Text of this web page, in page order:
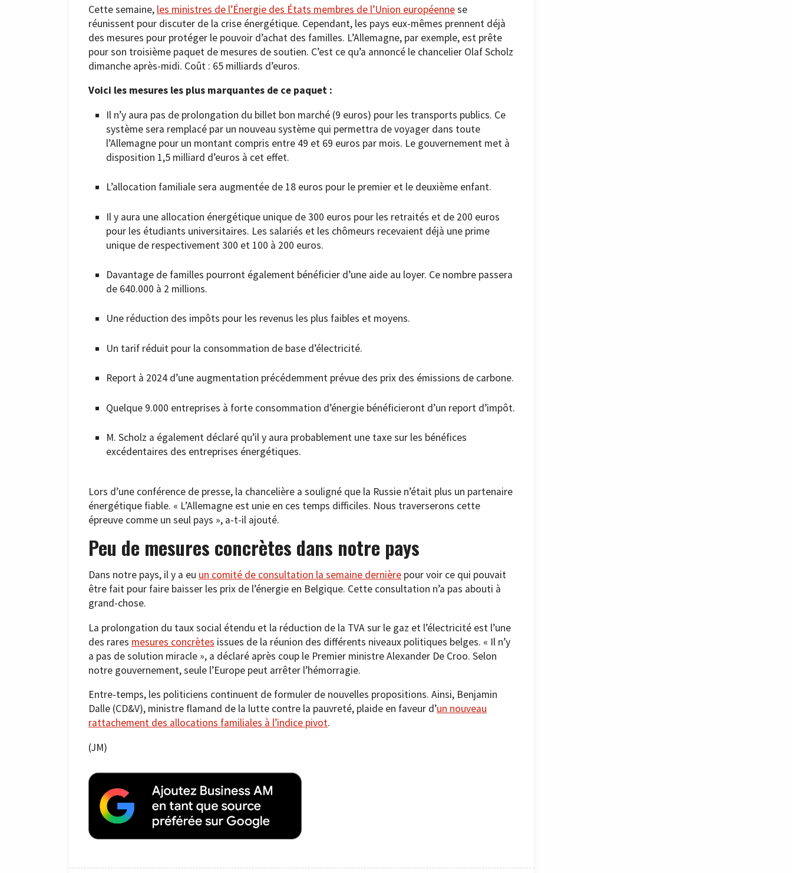
Cette semaine, les ministres de l’Énergie des États membres de l’Union européennese
réunissent pour discuter de la crise énergétique. Cependant, les pays eux-mêmes prennent déjà
des mesures pour protéger le pouvoir d’achat des familles. L’Allemagne, par exemple, est prête
pour son troisième paquet de mesures de soutien. C’est ce qu’a annoncé le chancelier Olaf Scholz
dimanche après-midi. Coût : 65 milliards d’euros.
Voici les mesures les plus marquantes de ce paquet :
Il n’y aura pas de prolongation du billet bon marché (9 euros) pour les transports publics. Ce
système sera remplacé par un nouveau système qui permettra de voyager dans toute
l’Allemagne pour un montant compris entre 49 et 69 euros par mois. Le gouvernement met à
disposition 1,5 milliard d’euros à cet effet.
L’allocation familiale sera augmentée de 18 euros pour le premier et le deuxième enfant.
Il y aura une allocation énergétique unique de 300 euros pour les retraités et de 200 euros
pour les étudiants universitaires. Les salariés et les chômeurs recevaient déjà une prime
unique de respectivement 300 et 100 à 200 euros.
Davantage de familles pourront également bénéficier d’une aide au loyer. Ce nombre passera
de 640.000 à 2 millions.
Une réduction des impôts pour les revenus les plus faibles et moyens.
Un tarif réduit pour la consommation de base d’électricité.
Report à 2024 d’une augmentation précédemment prévue des prix des émissions de carbone.
Quelque 9.000 entreprises à forte consommation d’énergie bénéficieront d’un report d’impôt.
M. Scholz a également déclaré qu’il y aura probablement une taxe sur les bénéfices
excédentaires des entreprises énergétiques.
Lors d’une conférence de presse, la chancelière a souligné que la Russie n’était plus un partenaire
énergétique fiable. « L’Allemagne est unie en ces temps difficiles. Nous traverserons cette
épreuve comme un seul pays », a-t-il ajouté.
Peu de mesures concrètes dans notre pays
Dans notre pays, il y a eu un comité de consultation la semaine dernière pour voir ce qui pouvait
être fait pour faire baisser les prix de l’énergie en Belgique. Cette consultation n’a pas abouti à
grand-chose.
La prolongation du taux social étendu et la réduction de la TVA sur le gaz et l’électricité est l’une
des rares mesures concrètes issues de la réunion des différents niveaux politiques belges. « Il n’y
a pas de solution miracle », a déclaré après coup le Premier ministre Alexander De Croo. Selon
notre gouvernement, seule l’Europe peut arrêter l’hémorragie.
Entre-temps, les politiciens continuent de formuler de nouvelles propositions. Ainsi, Benjamin
Dalle (CD&V), ministre flamand de la lutte contre la pauvreté, plaide en faveur d’un nouveau
rattachement des allocations familiales à l’indice pivot.
(JM)